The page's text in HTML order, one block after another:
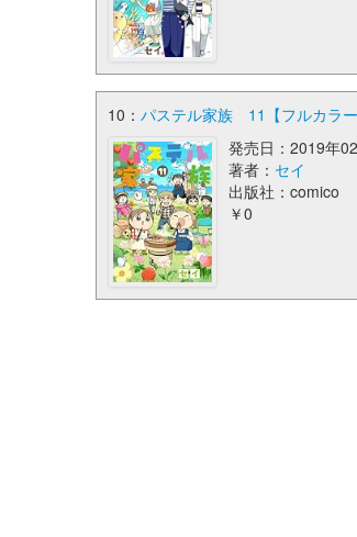
10： パステル家族 11【フルカラ
発売日：2019年
著者： セイ
出版社：comico
￥0